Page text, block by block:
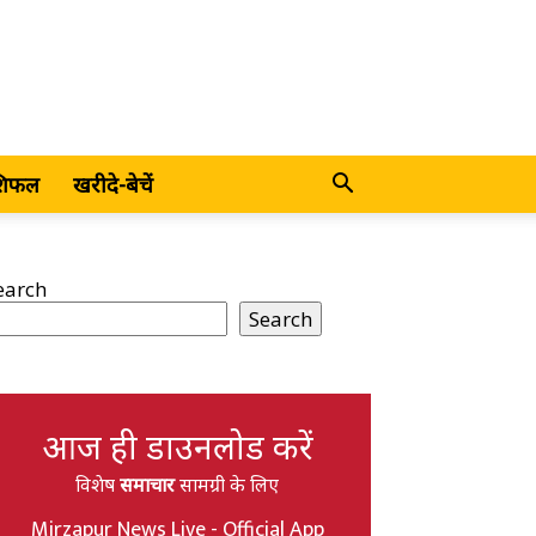
खरीदे-बेचें
Search
आज ही डाउनलोड करें
विशेषसमाचारसामग्री के लिए